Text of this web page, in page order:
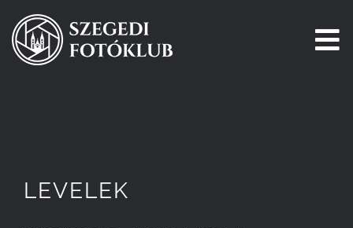
Kihagyás
Pályázatok
LEVELEK